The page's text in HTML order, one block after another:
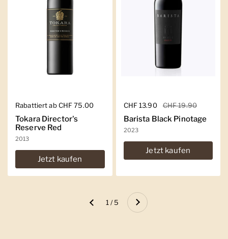
Regulärer Preis
Rabattiert ab CHF 75.00
Tokara Director's
Reserve Red
2013
Jetzt kaufen
Regulärer Preis
CHF 13.90 Sale-Preis
CHF 19.90
Barista Black Pinotage
2023
Jetzt kaufen
Zurück 1 / 5 Weiter